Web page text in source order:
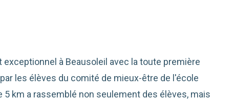
à Beausoleil avec la toute première
les élèves du comité de mieux-être de l'école
km a rassemblé non seulement des élèves, mais